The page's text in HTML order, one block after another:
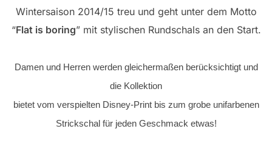
Wintersaison 2014/15 treu und geht unter dem Motto
“Flat is boring” mit stylischen Rundschals an den Start.
Damen und Herren werden gleichermaßen berücksichtigt und
die Kollektion
bietet vom verspielten Disney-Print bis zum grobe unifarbenen
Strickschal für jeden Geschmack etwas!